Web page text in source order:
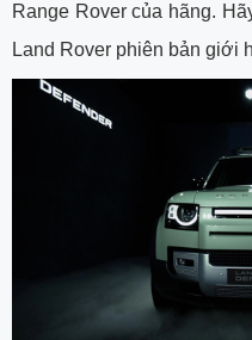
Range Rover của hãng.
Land Rover phiên bản giới